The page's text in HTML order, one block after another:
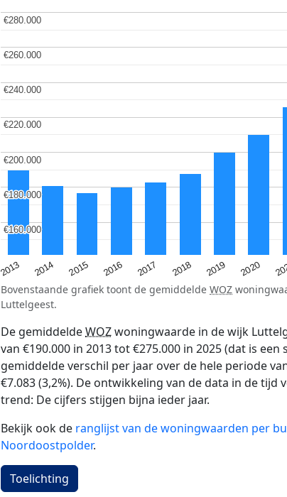
2013 2014 2015 2016 2017 2018 2019 2020
€160.000
€160.000
€180.000
€180.000
€200.000
€200.000
€220.000
€220.000
€240.000
€240.000
€260.000
€260.000
€280.000
€280.000
Bovenstaande grafiek toont de gemiddelde WOZ
Luttelgeest.
De gemiddeldeWOZwoningwaarde in de wijk
van €190.000 in 2013 tot €275.000 in 2025 (dat is een
gemiddelde verschil per jaar over de hele periode
€7.083 (3,2%). De ontwikkeling van de data in de
trend: De cijfers stijgen bijna ieder jaar.
Bekijk ook de ranglijst van de woningwaarden per
Noordoostpolder.
Toelichting